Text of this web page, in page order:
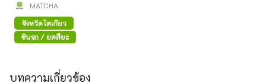
MATCHA
จังหวัดโตเกียว
ชินจูกุ / ยตสึยะ
บทความเกี่ยวข้อง